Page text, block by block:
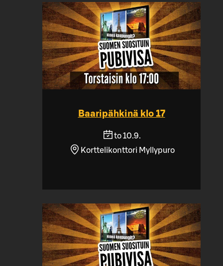
Baaripähkinä klo 17
to 10.9.
Korttelikonttori Myllypuro